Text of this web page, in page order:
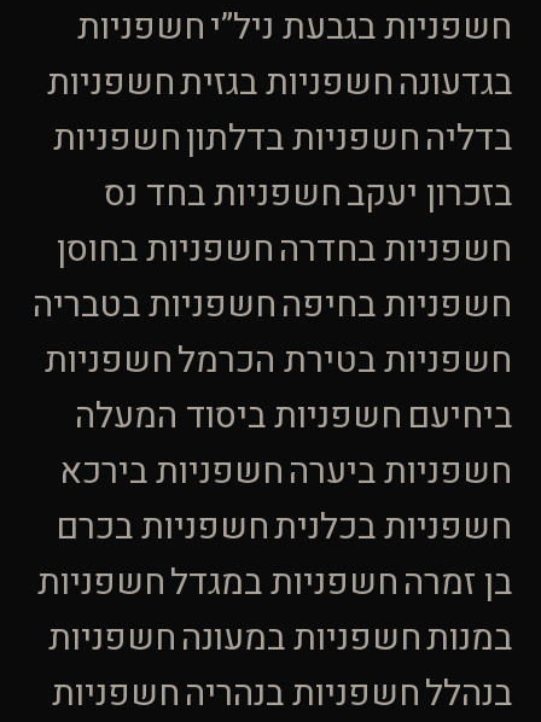
חשפניות בגבעת ניל”יחשפניות
בגדעונהחשפניות בגזיתחשפניות
בדליהחשפניות בדלתוןחשפניות
בזכרון יעקבחשפניות בחד נס
חשפניות בחדרהחשפניות בחוסן
חשפניות בחיפהחשפניות בטבריה
חשפניות בטירת הכרמלחשפניות
ביחיעם חשפניות ביסוד המעלה
חשפניות ביערהחשפניות בירכא
חשפניות בכלניתחשפניות בכרם
בן זמרהחשפניות במגדלחשפניות
במנותחשפניות במעונהחשפניות
בנהללחשפניות בנהריהחשפניות